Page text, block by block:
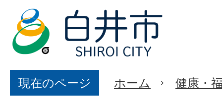
現在のページ ホーム 健康・